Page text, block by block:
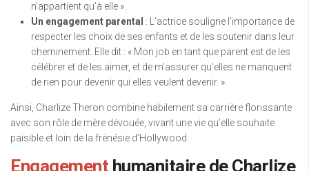
n’appartient qu’à elle ».
Un engagement parental : L’actrice souligne l’importance de
respecter les choix de ses enfants et de les soutenir dans leur
cheminement. Elle dit : « Mon job en tant que parent est de les
célébrer et de les aimer, et de m’assurer qu’elles ne manquent
de rien pour devenir qui elles veulent devenir. ».
Ainsi, Charlize Theron combine habilement sa carrière florissante
avec son rôle de mère dévouée, vivant une vie qu’elle souhaite
paisible et loin de la frénésie d’Hollywood.
Engagementhumanitaire de Charlize